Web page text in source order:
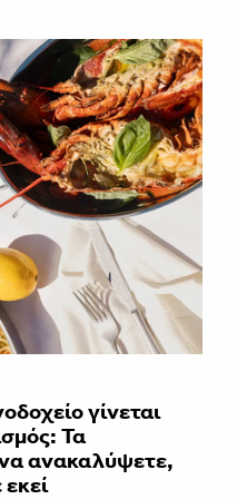
γίνεται
Τα
να ανακαλύψετε,